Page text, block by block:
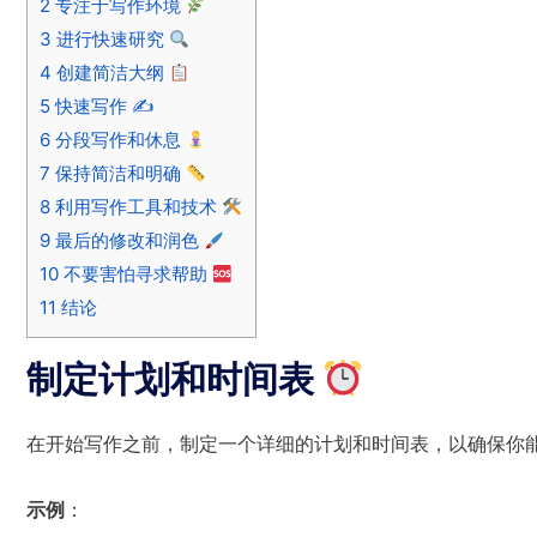
2 专注于写作环境
3 进行快速研究
4 创建简洁大纲
5快速写作 ✍️
6 分段写作和休息
7 保持简洁和明确
8 利用写作工具和技术
9 最后的修改和润色
10 不要害怕寻求帮助
11 结论
制定计划和时间表
在开始写作之前，制定一个详细的计划和时间表，以确保你
示例 ：